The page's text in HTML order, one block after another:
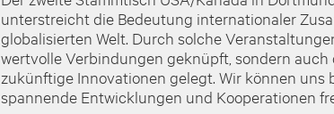
unterstreicht die Bedeutung internationaler
globalisierten Welt. Durch solche
wertvolle Verbindungen geknüpft, sondern auch
zukünftige Innovationen gelegt. Wir können uns
spannende Entwicklungen und Kooperationen